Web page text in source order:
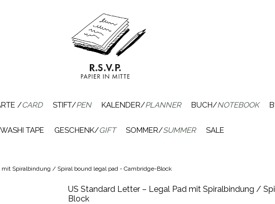
/CARD STIFT/PEN KALENDER/PLANNER BUCH/NOTEBOOK
WASHI TAPE GESCHENK/GIFT SOMMER/SUMMER SALE
mit Spiralbindung / Spiral bound legal pad - Cambridge-Block
US Standard Letter – Legal Pad mit Spiralbindung /
Block